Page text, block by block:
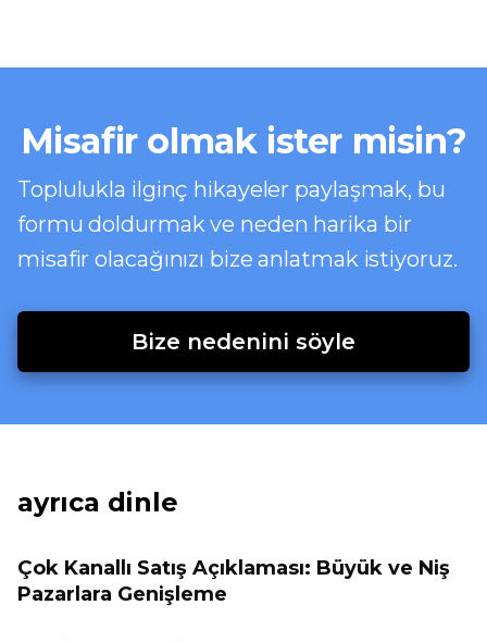
Misafir olmak ister misin?
Toplulukla ilginç hikayeler paylaşmak, bu
formu doldurmak ve neden harika bir
misafir olacağınızı bize anlatmak istiyoruz.
Bize nedenini söyle
ayrıca dinle
Çok Kanallı Satış Açıklaması: Büyük ve Niş
Pazarlara Genişleme